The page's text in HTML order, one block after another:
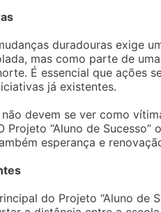
duradouras exige
mas como parte de
É essencial que ações
já existentes.
devem se ver como
Projeto “Aluno de
esperança e
do Projeto “Aluno de